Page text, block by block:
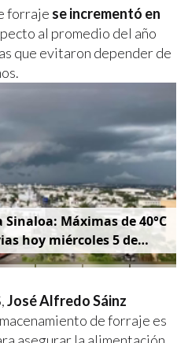
forraje se incrementó en
al promedio del año
que evitaron depender de
Sinaloa: Máximas de 40°C
hoy miércoles 5 de
José Alfredo Sáinz
de forraje es